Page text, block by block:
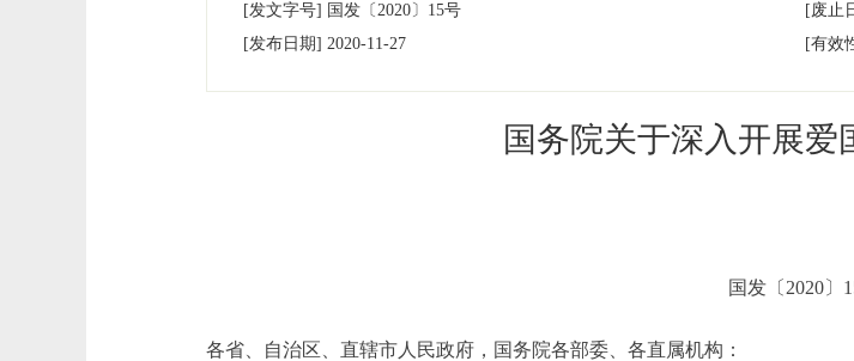
[发文字号] 国发 〔2020〕 15号 [废止
[发布日期] 2020-11-27 [有效
国务院关于深入开展爱
国发〔2020〕
各省、自治区、直辖市人民政府，国务院各部委、各直属机构：